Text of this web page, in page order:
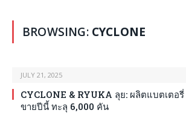
BROWSING: CYCLONE
JULY 21, 2025
CYCLONE & RYUKA ลุย: ผลิตแบตเตอรี่
ขายปีนี้ ทะลุ 6,000 คัน